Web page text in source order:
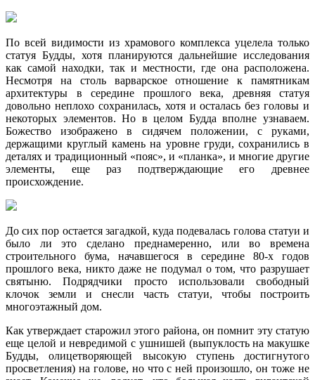
По всей видимости из храмового комплекса уцелела только
статуя Будды, хотя планируются дальнейшие исследования
как самой находки, так и местности, где она расположена.
Несмотря на столь варварское отношение к памятникам
архитектуры в середине прошлого века, древняя статуя
довольно неплохо сохранилась, хотя и осталась без головы и
некоторых элементов. Но в целом Будда вполне узнаваем.
Божество изображено в сидячем положении, с руками,
держащими круглый камень на уровне груди, сохранились в
деталях и традиционный «пояс», и «планка», и многие другие
элементы, еще раз подтверждающие его древнее
происхождение.
До сих пор остается загадкой, куда подевалась голова статуи и
было ли это сделано преднамеренно, или во времена
строительного бума, начавшегося в середине 80-х годов
прошлого века, никто даже не подумал о том, что разрушает
святыню. Подрядчики просто использовали свободный
клочок земли и снесли часть статуи, чтобы построить
многоэтажный дом.
Как утверждает старожил этого района, он помнит эту статую
еще целой и невредимой с ушнишей (выпуклость на макушке
Будды, олицетворяющей высокую ступень достигнутого
просветления) на голове, но что с ней произошло, он тоже не